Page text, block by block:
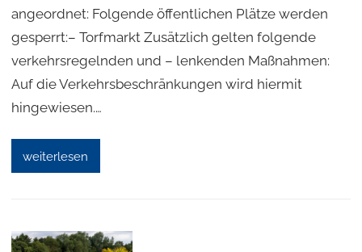
angeordnet: Folgende öffentlichen Plätze werden
gesperrt:– Torfmarkt Zusätzlich gelten folgende
verkehrsregelnden und – lenkenden Maßnahmen:
Auf die Verkehrsbeschränkungen wird hiermit
hingewiesen.…
weiterlesen